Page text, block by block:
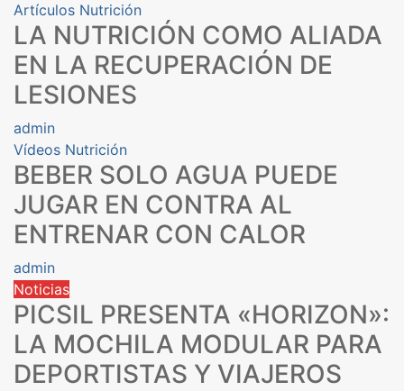
Artículos Nutrición
LA NUTRICIÓN COMO ALIADA
EN LA RECUPERACIÓN DE
LESIONES
admin
Vídeos Nutrición
BEBER SOLO AGUA PUEDE
JUGAR EN CONTRA AL
ENTRENAR CON CALOR
admin
Noticias
PICSIL PRESENTA «HORIZON»:
LA MOCHILA MODULAR PARA
DEPORTISTAS Y VIAJEROS